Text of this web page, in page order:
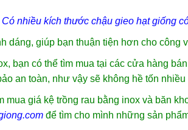
Có nhiều kích thước chậu gieo hạt giống
dáng, giúp bạn thuận tiện hơn cho công
bạn có thể tìm mua tại các cửa hàng
an toàn, như vậy sẽ không hề tốn
mua giá kệ trồng rau bằng inox và băn
để tìm cho mình những sản